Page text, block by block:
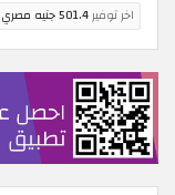
اخر توفير501.4 جنيه مصري